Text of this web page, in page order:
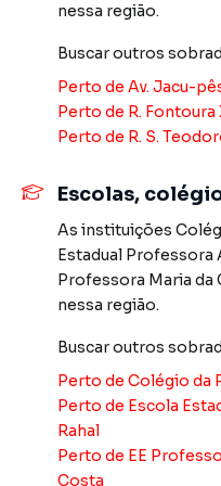
Sobrado para Venda em
Carmosina, em São
Paulo? Entre em contato
A Imobiliária Xavier e
apartamentos, casas
terrenos, lojas e
planta em Vila Carmosina
Paulo. Aqui você
encontrar o imóvel que
nessa região.
Buscar outros
Perto de Av. Jacu-
Perto de R. Fontoura
Perto de R. S.
Escolas,
As instituições
Estadual Professora
Professora Maria da
nessa região.
Buscar outros
Perto de Colégio da
Perto de Escola
Rahal
Perto de EE
Costa